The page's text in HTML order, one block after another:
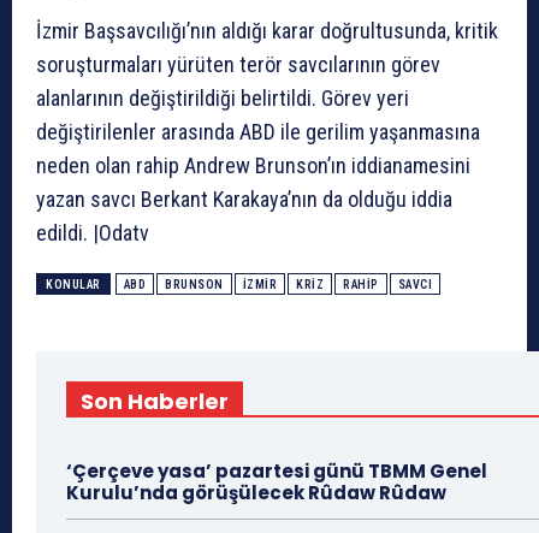
İzmir Başsavcılığı’nın aldığı karar doğrultusunda, kritik
soruşturmaları yürüten terör savcılarının görev
alanlarının değiştirildiği belirtildi. Görev yeri
değiştirilenler arasında ABD ile gerilim yaşanmasına
neden olan rahip Andrew Brunson’ın iddianamesini
yazan savcı Berkant Karakaya’nın da olduğu iddia
edildi. |Odatv
KONULAR ABD BRUNSON IZMIR KRIZ RAHIP SAVCI
Son Haberler
‘Çerçeve yasa’ pazartesi günü TBMM Genel
Kurulu’nda görüşülecek Rûdaw Rûdaw